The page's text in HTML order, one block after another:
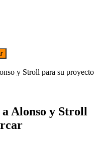
y Stroll para su proyecto
Alonso y Stroll